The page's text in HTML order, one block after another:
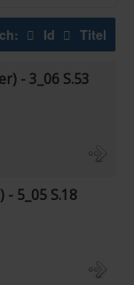
Id Titel
- 3_06 S.53
5_05 S.18